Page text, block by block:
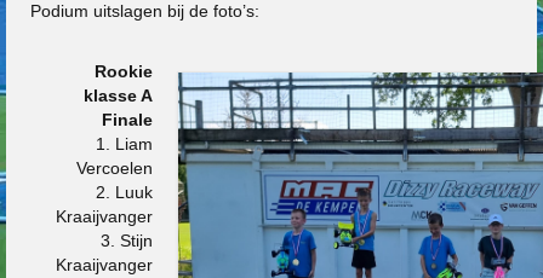
Podium uitslagen bij de foto’s:
Rookie
klasse A
Finale
1. Liam
Vercoelen
2. Luuk
Kraaijvanger
3. Stijn
Kraaijvanger